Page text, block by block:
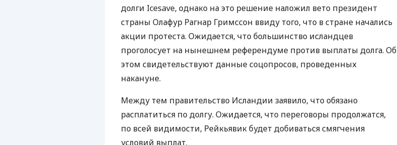
долги Icesave, однако на это решение наложил вето президент
страны Олафур Рагнар Гримссон ввиду того, что в стране начались
акции протеста. Ожидается, что большинство исландцев
проголосует на нынешнем референдуме против выплаты долга. Об
этом свидетельствуют данные соцопросов, проведенных
накануне.
Между тем правительство Исландии заявило, что обязано
расплатиться по долгу. Ожидается, что переговоры продолжатся,
по всей видимости, Рейкьявик будет добиваться смягчения
условий выплат.